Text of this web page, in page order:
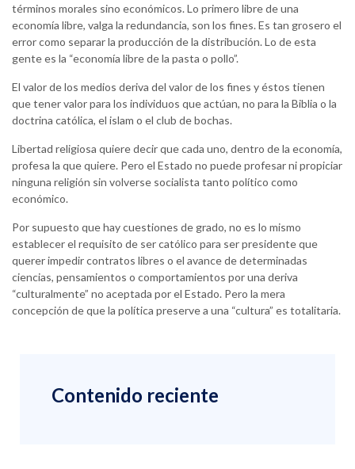
términos morales sino económicos. Lo primero libre de una
economía libre, valga la redundancia, son los fines. Es tan grosero el
error como separar la producción de la distribución. Lo de esta
gente es la “economía libre de la pasta o pollo”.
El valor de los medios deriva del valor de los fines y éstos tienen
que tener valor para los individuos que actúan, no para la Biblia o la
doctrina católica, el islam o el club de bochas.
Libertad religiosa quiere decir que cada uno, dentro de la economía,
profesa la que quiere. Pero el Estado no puede profesar ni propiciar
ninguna religión sin volverse socialista tanto político como
económico.
Por supuesto que hay cuestiones de grado, no es lo mismo
establecer el requisito de ser católico para ser presidente que
querer impedir contratos libres o el avance de determinadas
ciencias, pensamientos o comportamientos por una deriva
“culturalmente” no aceptada por el Estado. Pero la mera
concepción de que la política preserve a una “cultura” es totalitaria.
Contenido reciente